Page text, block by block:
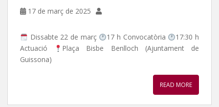
17 de març de 2025
Dissabte 22 de març 17 h Convocatòria
17:30 h
Actuació
Plaça Bisbe Benlloch (Ajuntament de
Guissona)
READ MORE